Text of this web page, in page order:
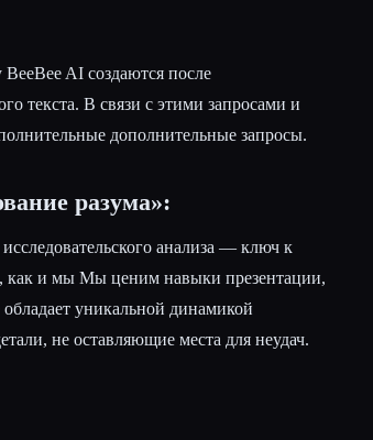
AI создаются после
текста. В связи с этими запросами и
дополнительные запросы.
разума»:
анализа — ключ к
и мы Мы ценим навыки презентации,
уникальной динамикой
не оставляющие места для неудач.